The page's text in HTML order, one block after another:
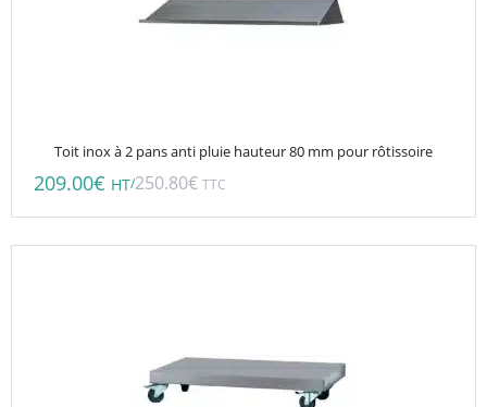
Toit inox à 2 pans anti pluie hauteur 80 mm pour rôtissoire
209.00€ HT/250.80€ TTC